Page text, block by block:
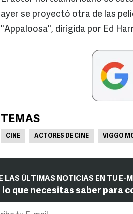
ayer se proyectó otra de las
"Appaloosa", dirigida por Ed
TEMAS
CINE ACTORES DE CINE VIGGO
LAS ÚLTIMAS NOTICIAS EN TU E-
lo que necesitas saber para